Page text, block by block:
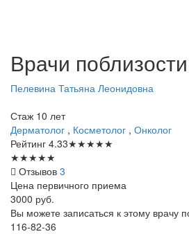
Врачи поблизости
Пелевина Татьяна Леонидовна
Стаж 10 лет
Дерматолог , Косметолог , Онколог
Рейтинг 4.33★★★★★
★★★★★
Отзывов 3
Цена первичного приема
3000 руб.
Вы можете записаться к этому врачу
116-82-36